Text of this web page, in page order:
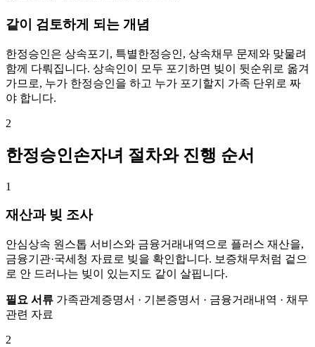
같이 검토하게 되는 개념
한정승인은 상속포기, 특별한정승인, 상속채무 문제와 맞물려
함께 다뤄집니다. 상속인이 모두 포기하면 빚이 뒷순위로 옮겨
가므로, 누가 한정승인을 하고 누가 포기할지 가족 단위로 짜
야 합니다.
2
한정승인손자녀 절차와 진행 순서
1
재산과 빚 조사
안심상속 원스톱 서비스와 금융거래내역으로 플러스 재산을,
금융기관·국세청 자료로 빚을 확인합니다. 보증채무처럼 겉으
로 안 드러나는 빚이 있는지도 같이 살핍니다.
필요 서류 가족관계증명서 · 기본증명서 · 금융거래내역 · 채무
관련 자료
2